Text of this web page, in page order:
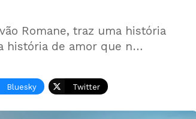
Romane, traz uma história
história de amor que n…
Bluesky Twitter